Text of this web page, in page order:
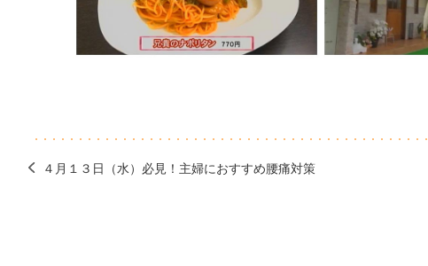
４月１３日（水）必見！主婦におすすめ腰痛対策